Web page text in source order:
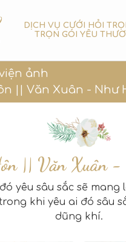
DỊCH VỤ CƯỚI HỎI
TRỌN GÓI YÊU
ảnh
|| Văn Xuân - Như
|| Văn Xuân
yêu sâu sắc sẽ mang
khi yêu ai đó sâu
dũng khí.